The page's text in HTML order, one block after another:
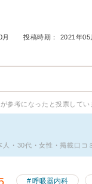
投稿時期： 2021年05
参考になったと投票してい
・30代・女性・掲載口コ
呼吸器内科